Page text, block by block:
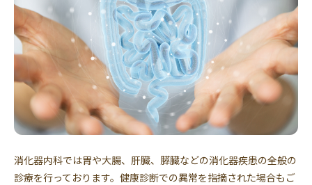
消化器内科では胃や大腸、肝臓、膵臓などの消化器疾患の全般の
診療を行っております。健康診断での異常を指摘された場合もご